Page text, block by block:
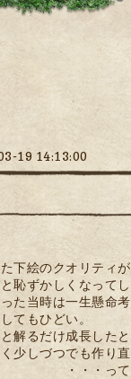
19 14:13:00
下絵のクオリティ
恥ずかしくなってし
た当時は一生懸命
てもひどい。
解るだけ成長した
少しづつでも作り直
・ってまた数